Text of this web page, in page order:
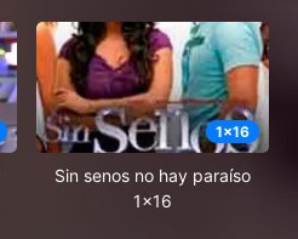
1x16
Sin senos no hay paraíso
1x16